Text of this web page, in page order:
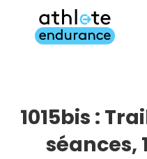
contenu
1015bis :
séances,